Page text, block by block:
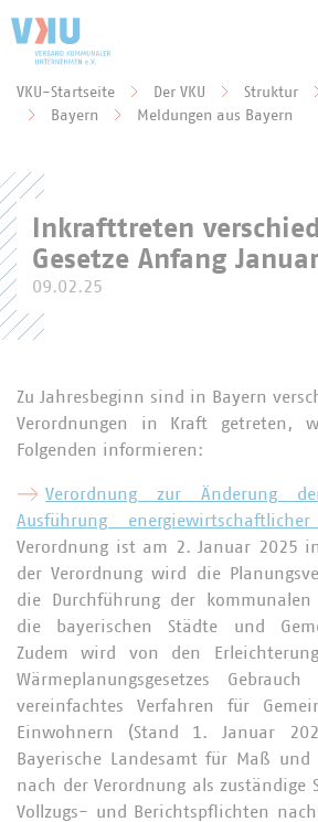
Sie befinden sich hier:
VKU-Startseite Der VKU Struktur
Bayern
Meldungen aus Bayern
Inkrafttreten
Gesetze Anfang
09.02.25
Zu Jahresbeginn sind in Bayern
Verordnungen in Kraft getreten,
Folgenden informieren:
Verordnung zur Änderung
Ausführung
Verordnung ist am 2. Januar 2025
der Verordnung wird die
die Durchführung der
die bayerischen Städte und
Zudem wird von den
Wärmeplanungsgesetzes
vereinfachtes Verfahren für
Einwohnern (Stand 1. Januar
Bayerische Landesamt für Maß und
nach der Verordnung als zuständige
Vollzugs- und Berichtspflichten